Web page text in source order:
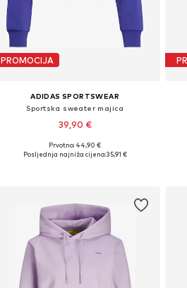
PROMOCIJA
ADIDAS SPORTSWEAR
Sportska sweater majica
39,90 €
+ 5
Dostupne veličine: XS, S, M, L, XL
Prvotno: 44,90 €
Posljednja najniža cijena:35,91 €